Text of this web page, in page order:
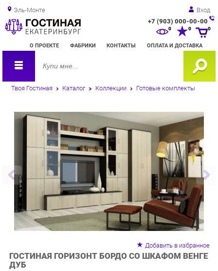
Эль-Монте Вход
+7 (903) 000-00-00
О ПРОЕКТЕ ФАБРИКИ КОНТАКТЫ ОПЛАТА И ДОСТАВКА
0 0
Твоя Гостиная Каталог Коллекции Готовые комплекты
ГОСТИНАЯ ГОРИЗОНТ БОРДО СО ШКАФОМ ВЕНГЕ
ДУБ
Гостиная Бордо со шкафом Венге Дуб Гостиная БОРДО модель для